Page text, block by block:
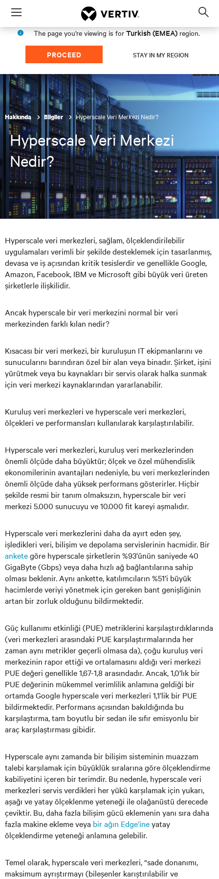
Menu
The page you're viewing is for Turkish (EMEA) region.
PROCEED STAY IN MY REGION
Hakkında Bilgiler Hyperscale Veri Merkezi Nedir?
Hyperscale Veri Merkezi
Nedir?
Hyperscale veri merkezleri, sağlam, ölçeklendirilebilir
uygulamaları verimli bir şekilde desteklemek için tasarlanmış,
devasa ve iş açısından kritik tesislerdir ve genellikle Google,
Amazon, Facebook, IBM ve Microsoft gibi büyük veri üreten
şirketlerle ilişkilidir.
Ancak hyperscale bir veri merkezini normal bir veri
merkezinden farklı kılan nedir?
Kısacası bir veri merkezi, bir kuruluşun IT ekipmanlarını ve
sunucularını barındıran özel bir alan veya binadır. Şirket, işini
yürütmek veya bu kaynakları bir servis olarak halka sunmak
için veri merkezi kaynaklarından yararlanabilir.
Kuruluş veri merkezleri ve hyperscale veri merkezleri,
ölçekleri ve performansları kullanılarak karşılaştırılabilir.
Hyperscale veri merkezleri, kuruluş veri merkezlerinden
önemli ölçüde daha büyüktür; ölçek ve özel mühendislik
ekonomilerinin avantajları nedeniyle, bu veri merkezlerinden
önemli ölçüde daha yüksek performans gösterirler. Hiçbir
şekilde resmi bir tanım olmaksızın, hyperscale bir veri
merkezi 5.000 sunucuyu ve 10.000 fit kareyi aşmalıdır.
Hyperscale veri merkezlerini daha da ayırt eden şey,
işledikleri veri, bilişim ve depolama servislerinin hacmidir. Bir
anketegöre hyperscale şirketlerin %93’ünün saniyede 40
GigaByte (Gbps) veya daha hızlı ağ bağlantılarına sahip
olması beklenir. Aynı ankette, katılımcıların %51’i büyük
hacimlerde veriyi yönetmek için gereken bant genişliğinin
artan bir zorluk olduğunu bildirmektedir.
Güç kullanımı etkinliği (PUE) metriklerini karşılaştırdıklarında
(veri merkezleri arasındaki PUE karşılaştırmalarında her
zaman aynı metrikler geçerli olmasa da), çoğu kuruluş veri
merkezinin rapor ettiği ve ortalamasını aldığı veri merkezi
PUE değeri genellikle 1,67-1,8 arasındadır. Ancak, 1,0’lık bir
PUE değerinin mükemmel verimlilik anlamına geldiği bir
ortamda Google hyperscale veri merkezleri 1,1’lik bir PUE
bildirmektedir. Performans açısından bakıldığında bu
karşılaştırma, tam boyutlu bir sedan ile sıfır emisyonlu bir
araç karşılaştırması gibidir.
Hyperscale aynı zamanda bir bilişim sisteminin muazzam
talebi karşılamak için büyüklük sıralarına göre ölçeklendirme
kabiliyetini içeren bir terimdir. Bu nedenle, hyperscale veri
merkezleri servis verdikleri her yükü karşılamak için yukarı,
aşağı ve yatay ölçeklenme yeteneği ile olağanüstü derecede
çeviktir. Bu, daha fazla bilişim gücü eklemenin yanı sıra daha
fazla makine ekleme veya bir ağın Edge’ineyatay
ölçeklendirme yeteneği anlamına gelebilir.
Temel olarak, hyperscale veri merkezleri, “sade donanımı,
maksimum ayrıştırmayı (bileşenler karıştırılabilir ve